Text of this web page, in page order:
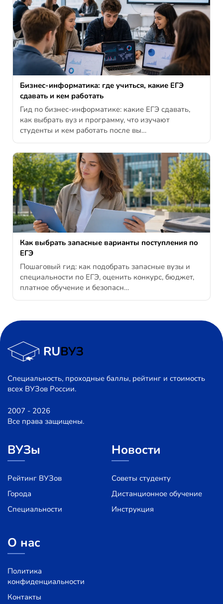
Бизнес-информатика: где учиться, какие ЕГЭ
сдавать и кем работать
Гид по бизнес-информатике: какие ЕГЭ сдавать,
как выбрать вуз и программу, что изучают
студенты и кем работать после вы…
Как выбрать запасные варианты поступления по
ЕГЭ
Пошаговый гид: как подобрать запасные вузы и
специальности по ЕГЭ, оценить конкурс, бюджет,
платное обучение и безопасн…
Специальность, проходные баллы, рейтинг и стоимость
всех ВУЗов России.
2007 - 2026
Все права защищены.
ВУЗы
Рейтинг ВУЗов
Города
Специальности
Новости
Советы студенту
Дистанционное обучение
Инструкция
О нас
Политика
конфиденциальности
Контакты